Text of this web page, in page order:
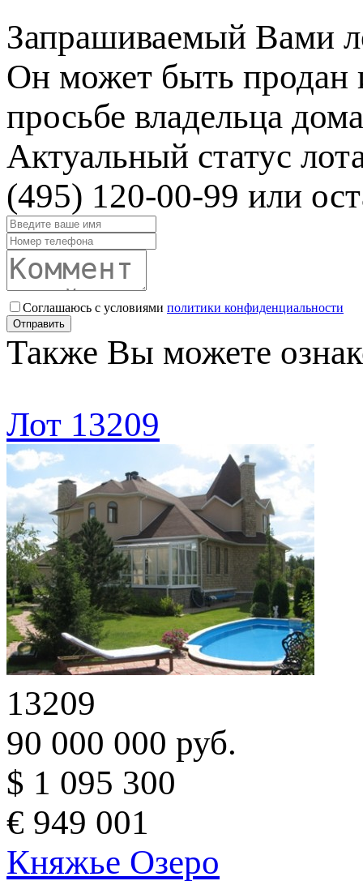
Запрашиваемый Вами
Он может быть продан
просьбе владельца
Актуальный статус
(495) 120-00-99 или
Соглашаюсь с условиями политики конфиденциальности
Отправить
Также Вы можете
Лот 13209
13209
90 000 000 руб.
$ 1 095 300
€ 949 001
Княжье Озеро